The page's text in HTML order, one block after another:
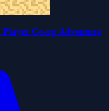
Player Co-op Adventure